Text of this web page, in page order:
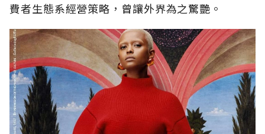
費者生態系經營策略，曾讓外界為之驚艷。